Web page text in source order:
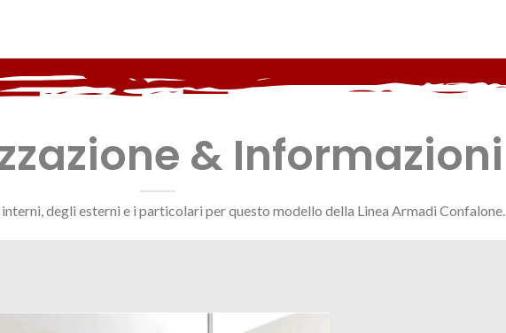
& Informazioni
degli esterni e i particolari per questo modello della Linea Armadi Confalone.